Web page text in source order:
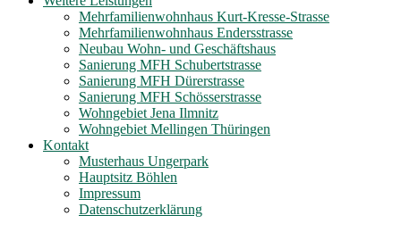
Mehrfamilienwohnhaus Kurt-Kresse-Strasse
Mehrfamilienwohnhaus Endersstrasse
Neubau Wohn- und Geschäftshaus
Sanierung MFH Schubertstrasse
Sanierung MFH Dürerstrasse
Sanierung MFH Schösserstrasse
Wohngebiet Jena Ilmnitz
Wohngebiet Mellingen Thüringen
Kontakt
Musterhaus Ungerpark
Hauptsitz Böhlen
Impressum
Datenschutzerklärung